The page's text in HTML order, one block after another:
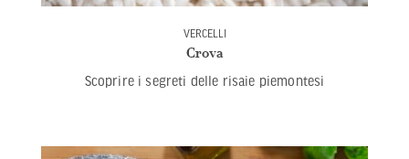
VERCELLI
Crova
Scoprire i segreti delle risaie piemontesi